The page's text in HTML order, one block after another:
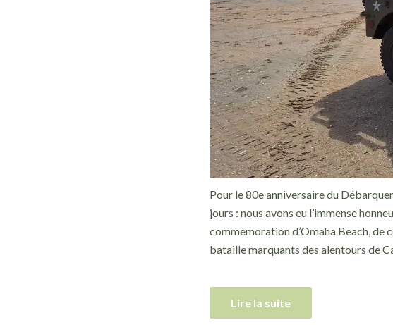
Pour le 80e anniversaire du
jours : nous avons eu l’immense
commémoration d’Omaha Beach, de
bataille marquants des alentours de
Lire la suite